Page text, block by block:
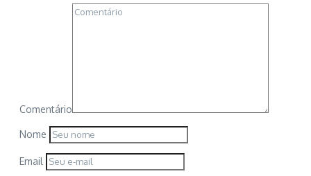
Comentário
Nome
Email